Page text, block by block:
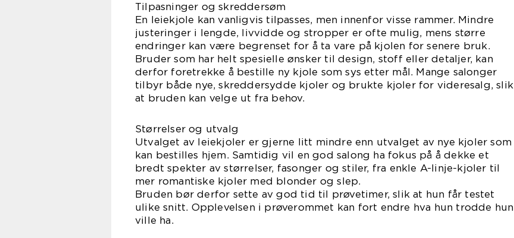
Tilpasninger og skreddersøm
En leiekjole kan vanligvis tilpasses, men innenfor visse rammer. Mindre
justeringer i lengde, livvidde og stropper er ofte mulig, mens større
endringer kan være begrenset for å ta vare på kjolen for senere bruk.
Bruder som har helt spesielle ønsker til design, stoff eller detaljer, kan
derfor foretrekke å bestille ny kjole som sys etter mål. Mange salonger
tilbyr både nye, skreddersydde kjoler og brukte kjoler for videresalg, slik
at bruden kan velge ut fra behov.
Størrelser og utvalg
Utvalget av leiekjoler er gjerne litt mindre enn utvalget av nye kjoler som
kan bestilles hjem. Samtidig vil en god salong ha fokus på å dekke et
bredt spekter av størrelser, fasonger og stiler, fra enkle A-linje-kjoler til
mer romantiske kjoler med blonder og slep.
Bruden bør derfor sette av god tid til prøvetimer, slik at hun får testet
ulike snitt. Opplevelsen i prøverommet kan fort endre hva hun trodde hun
ville ha.